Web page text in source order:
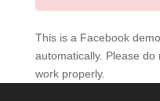
This is a Facebook
automatically. Please
work properly.